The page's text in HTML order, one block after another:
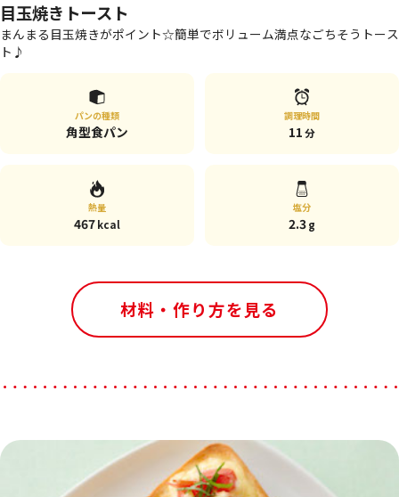
目玉焼きトースト
まんまる目玉焼きがポイント☆簡単でボリューム満点なごちそうトース
ト♪
パンの種類
角型食パン
調理時間
11 分
熱量
467kcal
塩分
2.3g
材料・作り方を見る